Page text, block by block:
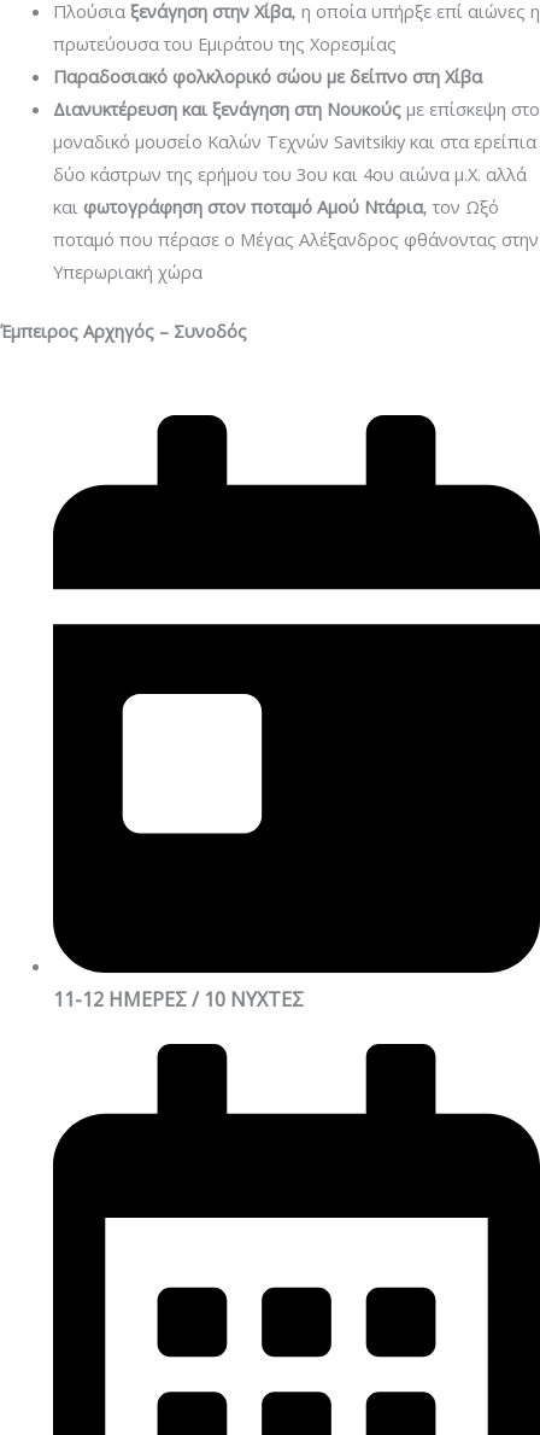
Πλούσια ξενάγηση στην Χίβα, η οποία υπήρξε επί αιώνες η
πρωτεύουσα του Εμιράτου της Χορεσμίας
Παραδοσιακό φολκλορικό σώου με δείπνο στη Χίβα
Διανυκτέρευση και ξενάγηση στη Νουκούςμε επίσκεψη στο
μοναδικό μουσείο Καλών Τεχνών Savitsikiy και στα ερείπια
δύο κάστρων της ερήμου του 3ου και 4ου αιώνα μ.Χ. αλλά
και φωτογράφηση στον ποταμό Αμού Ντάρια, τον Ωξό
ποταμό που πέρασε ο Μέγας Αλέξανδρος φθάνοντας στην
Υπερωριακή χώρα
Έμπειρος Αρχηγός – Συνοδός
11-12 ΗΜΕΡΕΣ / 10 ΝΥΧΤΕΣ